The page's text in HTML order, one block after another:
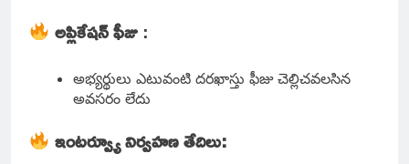
అప్లికేషన్ ఫీజు:
అభ్యర్థులు ఎటువంటి దరఖాస్తు ఫీజు చెల్లిచవలసిన
అవసరం లేదు
ఇంటర్వ్యూ నిర్వహణ తేదిలు: